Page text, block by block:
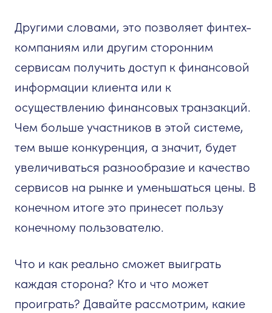
Другими словами, это позволяет финтех-
компаниям или другим сторонним
сервисам получить доступ к финансовой
информации клиента или к
осуществлению финансовых транзакций.
Чем больше участников в этой системе,
тем выше конкуренция, а значит, будет
увеличиваться разнообразие и качество
сервисов на рынке и уменьшаться цены. В
конечном итоге это принесет пользу
конечному пользователю.
Что и как реально сможет выиграть
каждая сторона? Кто и что может
проиграть? Давайте рассмотрим, какие